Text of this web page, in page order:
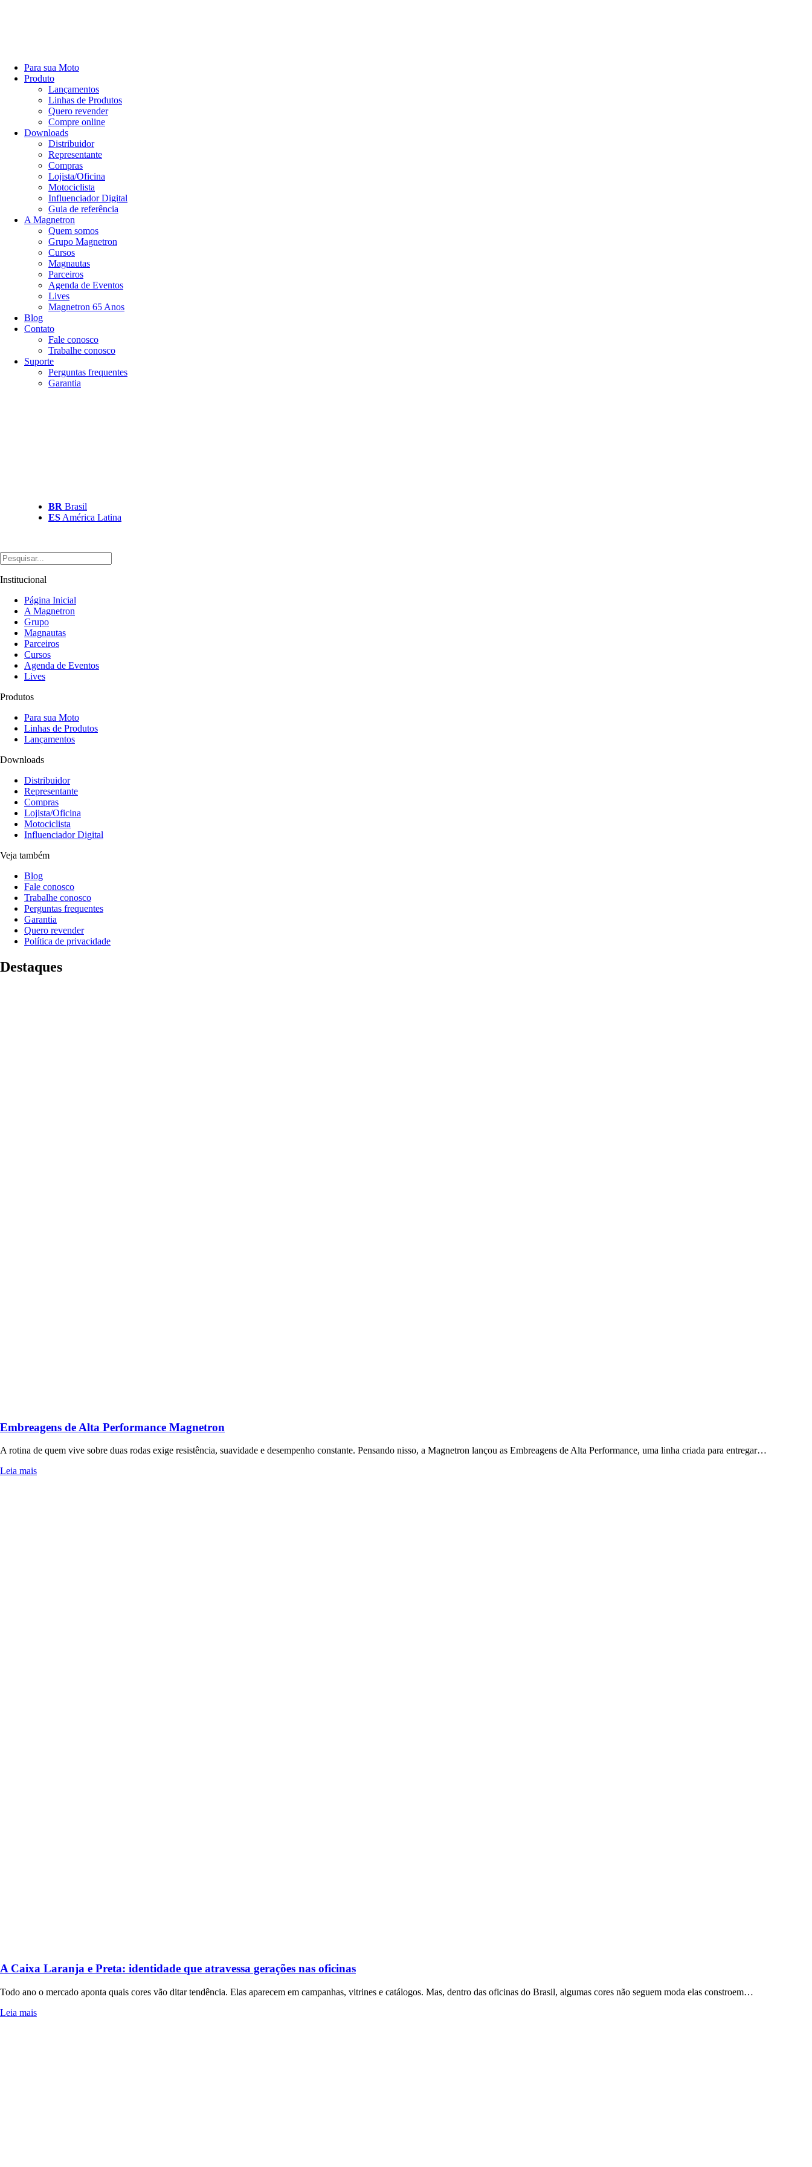
Para sua Moto
Produto
Lançamentos
Linhas de Produtos
Quero revender
Compre online
Downloads
Distribuidor
Representante
Compras
Lojista/Oficina
Motociclista
Influenciador Digital
Guia de referência
A Magnetron
Quem somos
Grupo Magnetron
Cursos
Magnautas
Parceiros
Agenda de Eventos
Lives
Magnetron 65 Anos
Blog
Contato
Fale conosco
Trabalhe conosco
Suporte
Perguntas frequentes
Garantia
BR Brasil
ES América Latina
Institucional
Página Inicial
A Magnetron
Grupo
Magnautas
Parceiros
Cursos
Agenda de Eventos
Lives
Produtos
Para sua Moto
Linhas de Produtos
Lançamentos
Downloads
Distribuidor
Representante
Compras
Lojista/Oficina
Motociclista
Influenciador Digital
Veja também
Blog
Fale conosco
Trabalhe conosco
Perguntas frequentes
Garantia
Quero revender
Política de privacidade
Destaques
Embreagens de Alta Performance Magnetron
A rotina de quem vive sobre duas rodas exige resistência, suavidade e desempenho constante. Pensando nisso, a Magnetron lançou as Embreagens de Alta Performance, uma linha criada para entregar…
Leia mais
A Caixa Laranja e Preta: identidade que atravessa gerações nas oficinas
Todo ano o mercado aponta quais cores vão ditar tendência. Elas aparecem em campanhas, vitrines e catálogos. Mas, dentro das oficinas do Brasil, algumas cores não seguem moda elas constroem…
Leia mais